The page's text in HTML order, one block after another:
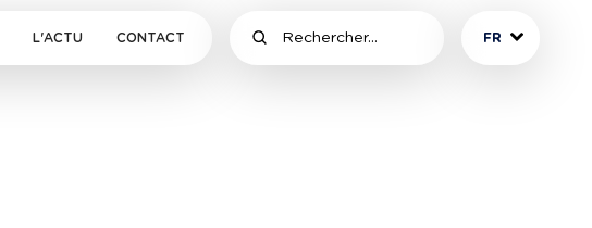
L'ACTU CONTACT FR